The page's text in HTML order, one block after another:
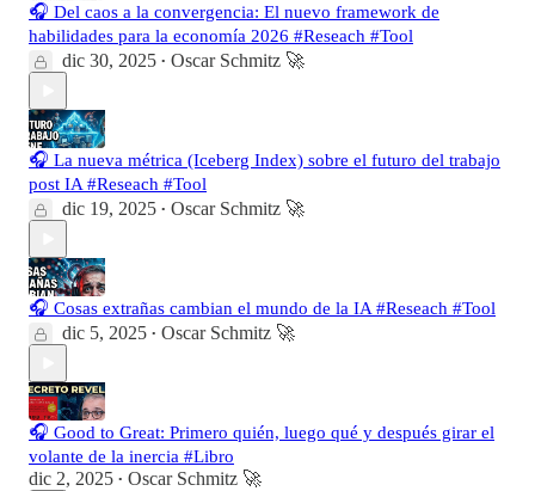
🎧 Del caos a la convergencia: El nuevo framework de
habilidades para la economía 2026 #Reseach #Tool
dic 30, 2025 • Oscar Schmitz 🚀
🎧 La nueva métrica (Iceberg Index) sobre el futuro del trabajo
post IA #Reseach #Tool
dic 19, 2025 • Oscar Schmitz 🚀
🎧 Cosas extrañas cambian el mundo de la IA #Reseach #Tool
dic 5, 2025 • Oscar Schmitz 🚀
🎧 Good to Great: Primero quién, luego qué y después girar el
volante de la inercia #Libro
dic 2, 2025 • Oscar Schmitz 🚀